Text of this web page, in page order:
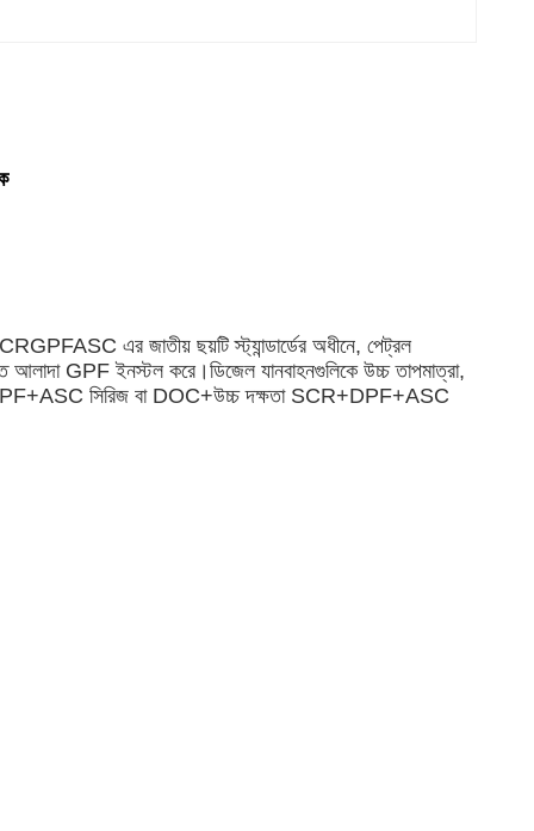
এর জাতীয় ছয়টি স্ট্যান্ডার্ডের অধীনে, পেট্রল
আলাদা GPF ইনস্টল করে।ডিজেল যানবাহনগুলিকে উচ্চ তাপমাত্রা,
সিরিজ বা DOC+উচ্চ দক্ষতা SCR+DPF+ASC